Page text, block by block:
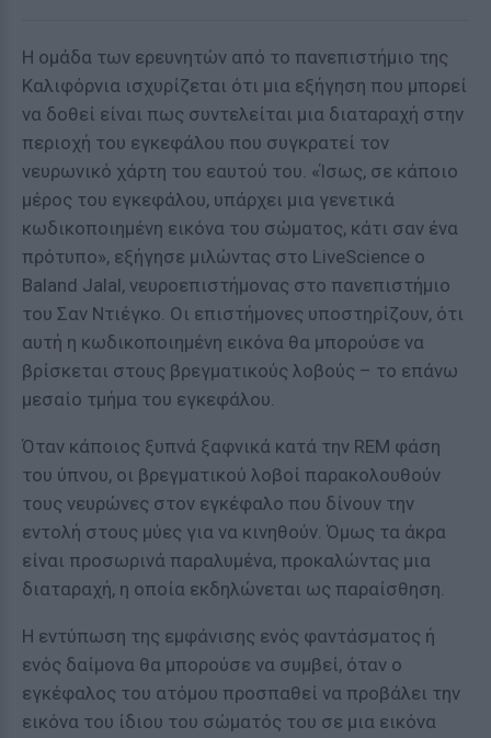
Η ομάδα των ερευνητών από το πανεπιστήμιο της
Καλιφόρνια ισχυρίζεται ότι μια εξήγηση που μπορεί
να δοθεί είναι πως συντελείται μια διαταραχή στην
περιοχή του εγκεφάλου που συγκρατεί τον
νευρωνικό χάρτη του εαυτού του. «Ίσως, σε κάποιο
μέρος του εγκεφάλου, υπάρχει μια γενετικά
κωδικοποιημένη εικόνα του σώματος, κάτι σαν ένα
πρότυπο», εξήγησε μιλώντας στο LiveScience ο
Baland Jalal, νευροεπιστήμονας στο πανεπιστήμιο
του Σαν Ντιέγκο. Οι επιστήμονες υποστηρίζουν, ότι
αυτή η κωδικοποιημένη εικόνα θα μπορούσε να
βρίσκεται στους βρεγματικούς λοβούς – το επάνω
μεσαίο τμήμα του εγκεφάλου.
Όταν κάποιος ξυπνά ξαφνικά κατά την REM φάση
του ύπνου, οι βρεγματικού λοβοί παρακολουθούν
τους νευρώνες στον εγκέφαλο που δίνουν την
εντολή στους μύες για να κινηθούν. Όμως τα άκρα
είναι προσωρινά παραλυμένα, προκαλώντας μια
διαταραχή, η οποία εκδηλώνεται ως παραίσθηση.
Η εντύπωση της εμφάνισης ενός φαντάσματος ή
ενός δαίμονα θα μπορούσε να συμβεί, όταν ο
εγκέφαλος του ατόμου προσπαθεί να προβάλει την
εικόνα του ίδιου του σώματός του σε μια εικόνα